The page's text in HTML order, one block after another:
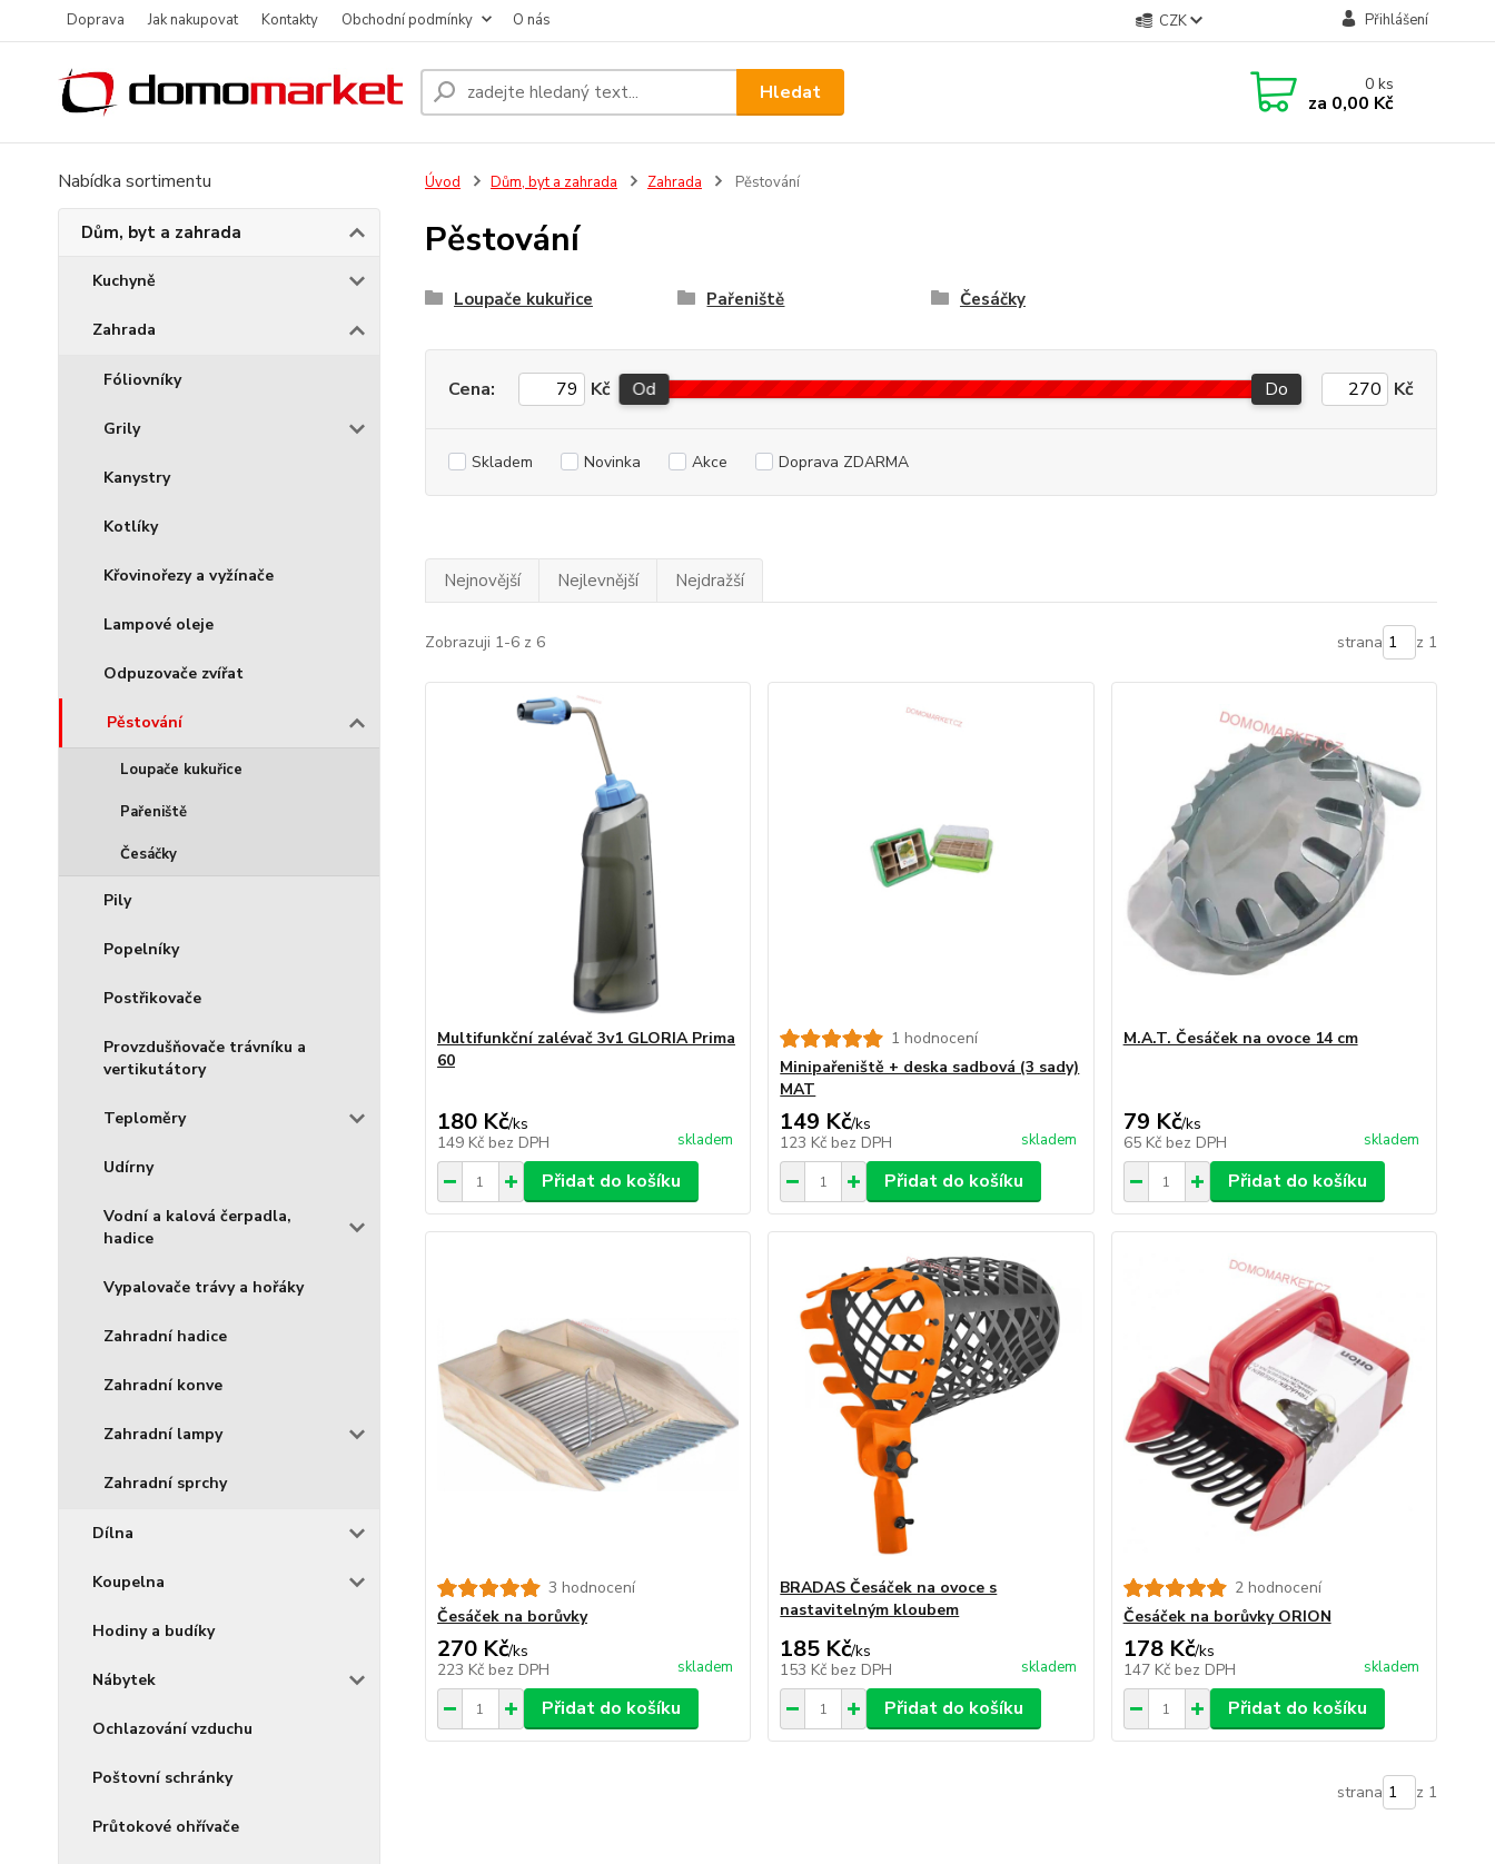
Doprava Jak nakupovat Kontakty Obchodní podmínky O nás CZK Přihlášení
Hledat 0ks
za 0,00 Kč
Nabídka sortimentu
Dům, byt a zahrada
Kuchyně
Zahrada
Fóliovníky
Grily
Kanystry
Kotlíky
Křovinořezy a vyžínače
Lampové oleje
Odpuzovače zvířat
Pěstování
Loupače kukuřice
Pařeniště
Česáčky
Pily
Popelníky
Postřikovače
Provzdušňovače trávníku a
vertikutátory
Teploměry
Udírny
Vodní a kalová čerpadla,
hadice
Vypalovače trávy a hořáky
Zahradní hadice
Zahradní konve
Zahradní lampy
Zahradní sprchy
Dílna
Koupelna
Hodiny a budíky
Nábytek
Ochlazování vzduchu
Poštovní schránky
Průtokové ohřívače
Úvod Dům, byt a zahrada Zahrada Pěstování
Pěstování
Loupače kukuřice Pařeniště Česáčky
Cena: Kč Od Do Kč
Skladem Novinka Akce Doprava ZDARMA
Nejnovější Nejlevnější Nejdražší
Zobrazuji 1-6 z 6 strana z 1
Multifunkční zalévač 3v1 GLORIA Prima
60
180 Kč/ks
149 Kč bez DPH skladem
Přidat do košíku
1 hodnocení
Minipařeniště + deska sadbová (3 sady)
MAT
149 Kč/ks
123 Kč bez DPH skladem
Přidat do košíku
M.A.T. Česáček na ovoce 14 cm
79 Kč/ks
65 Kč bez DPH skladem
Přidat do košíku
3 hodnocení
Česáček na borůvky
270 Kč/ks
223 Kč bez DPH skladem
Přidat do košíku
BRADAS Česáček na ovoce s
nastavitelným kloubem
185 Kč/ks
153 Kč bez DPH skladem
Přidat do košíku
2 hodnocení
Česáček na borůvky ORION
178 Kč/ks
147 Kč bez DPH skladem
Přidat do košíku
strana z 1